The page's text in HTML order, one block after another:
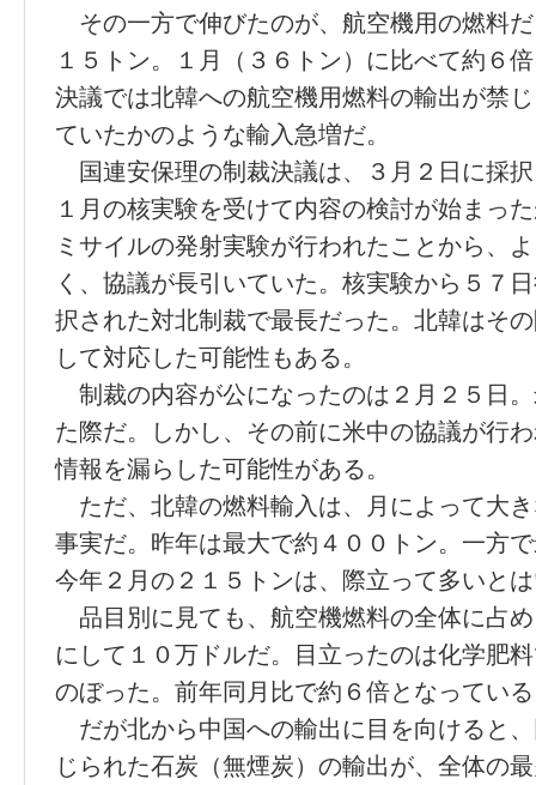
その一方で伸びたのが、航空機用の燃料
１５トン。１月（３６トン）に比べて約６
決議では北韓への航空機用燃料の輸出が禁
ていたかのような輸入急増だ。
国連安保理の制裁決議は、３月２日に採
１月の核実験を受けて内容の検討が始まっ
ミサイルの発射実験が行われたことから、
く、協議が長引いていた。核実験から５７
択された対北制裁で最長だった。北韓はそ
して対応した可能性もある。
制裁の内容が公になったのは２月２５日
た際だ。しかし、その前に米中の協議が行
情報を漏らした可能性がある。
ただ、北韓の燃料輸入は、月によって大
事実だ。昨年は最大で約４００トン。一方
今年２月の２１５トンは、際立って多いと
品目別に見ても、航空機燃料の全体に占
にして１０万ドルだ。目立ったのは化学肥
のぼった。前年同月比で約６倍となってい
だが北から中国への輸出に目を向けると
じられた石炭（無煙炭）の輸出が、全体の